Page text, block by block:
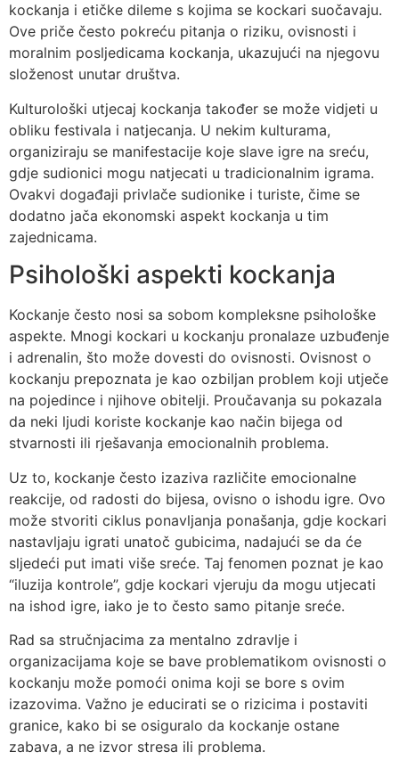
kockanja i etičke dileme s kojima se kockari suočavaju.
Ove priče često pokreću pitanja o riziku, ovisnosti i
moralnim posljedicama kockanja, ukazujući na njegovu
složenost unutar društva.
Kulturološki utjecaj kockanja također se može vidjeti u
obliku festivala i natjecanja. U nekim kulturama,
organiziraju se manifestacije koje slave igre na sreću,
gdje sudionici mogu natjecati u tradicionalnim igrama.
Ovakvi događaji privlače sudionike i turiste, čime se
dodatno jača ekonomski aspekt kockanja u tim
zajednicama.
Psihološki aspekti kockanja
Kockanje često nosi sa sobom kompleksne psihološke
aspekte. Mnogi kockari u kockanju pronalaze uzbuđenje
i adrenalin, što može dovesti do ovisnosti. Ovisnost o
kockanju prepoznata je kao ozbiljan problem koji utječe
na pojedince i njihove obitelji. Proučavanja su pokazala
da neki ljudi koriste kockanje kao način bijega od
stvarnosti ili rješavanja emocionalnih problema.
Uz to, kockanje često izaziva različite emocionalne
reakcije, od radosti do bijesa, ovisno o ishodu igre. Ovo
može stvoriti ciklus ponavljanja ponašanja, gdje kockari
nastavljaju igrati unatoč gubicima, nadajući se da će
sljedeći put imati više sreće. Taj fenomen poznat je kao
“iluzija kontrole”, gdje kockari vjeruju da mogu utjecati
na ishod igre, iako je to često samo pitanje sreće.
Rad sa stručnjacima za mentalno zdravlje i
organizacijama koje se bave problematikom ovisnosti o
kockanju može pomoći onima koji se bore s ovim
izazovima. Važno je educirati se o rizicima i postaviti
granice, kako bi se osiguralo da kockanje ostane
zabava, a ne izvor stresa ili problema.